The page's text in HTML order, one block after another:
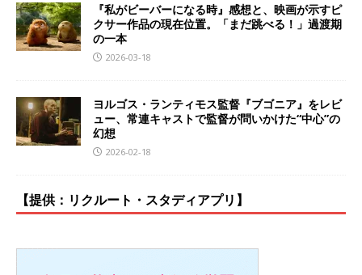
『私がビーバーになる時』感想と、映画が示すピ
クサー作品の現在位置。「まだ跳べる！」過渡期
の一本
2026-03-18
ヨルゴス・ランティモス監督『ブゴニア』をレビ
ュー、常連キャストで監督が問いかけた“中心”の
幻想
2026-02-18
【提供：リクルート・スタディアプリ】